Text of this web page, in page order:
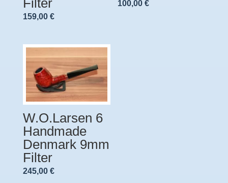
Filter
159,00 €
100,00€
W.O.Larsen 6
Handmade
Denmark 9mm
Filter
245,00 €